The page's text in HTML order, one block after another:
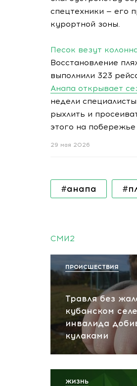
спецтехники — его
курортной зоны.
Песок везут
Восстановление
выполнили 323
Анапа открывает
недели
рыхлить и
этого на
29 мая 2026
#анапа
СМИ2
Травля без
кубанском
инвалида
кулаками
ПРОИСШЕСТВИЯ
ЖИЗНЬ